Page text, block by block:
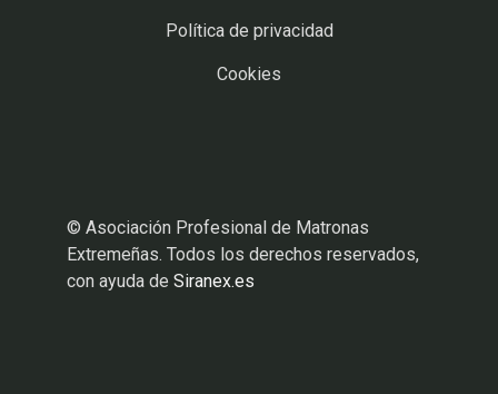
Política de privacidad
Cookies
© Asociación Profesional de Matronas
Extremeñas. Todos los derechos reservados,
con ayuda de Siranex.es